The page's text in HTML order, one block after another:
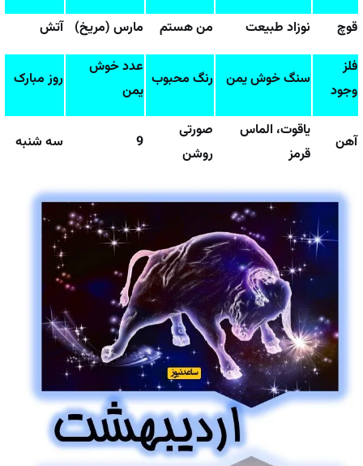
قوچ
نوزاد طبیعت من هستم مارس (مریخ) آتش
فلز
وجود
سنگ خوش یمن رنگ محبوب
عدد خوش
یمن
روز مبارک
آهن
یاقوت، الماس
قرمز
صورتی
روشن
9 سه شنبه